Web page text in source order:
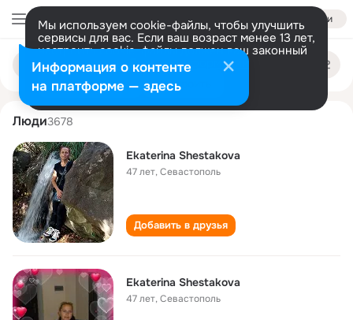
Войти
Мы используем cookie-файлы, чтобы улучшить
сервисы для вас. Если ваш возраст менее 13 лет,
настроить cookie-файлы должен ваш законный
представитель. Больше информации
Разрешить все Настроить
Поиск
людям
ekaterina shestakova
Люди3678
Ekaterina Shestakova
47 лет,Севастополь
Добавить в друзья
Ekaterina Shestakova
47 лет,Севастополь
Информация о контенте
на платформе — здесь